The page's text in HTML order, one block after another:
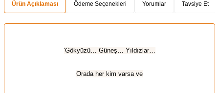
Ürün Açıklaması Ödeme Seçenekleri Yorumlar Tavsiye Et
'Gökyüzü… Güneş… Yıldızlar…
Orada her kim varsa ve